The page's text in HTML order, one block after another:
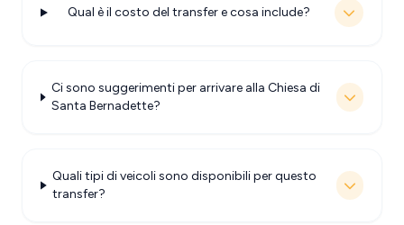
Qual è il costo del transfer e cosa include?
Ci sono suggerimenti per arrivare alla Chiesa di
Santa Bernadette?
Quali tipi di veicoli sono disponibili per questo
transfer?